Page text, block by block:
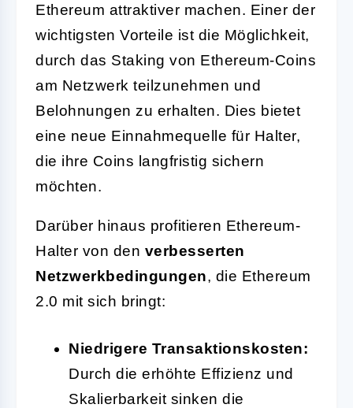
Ethereum attraktiver machen. Einer der
wichtigsten Vorteile ist die Möglichkeit,
durch das Staking von Ethereum-Coins
am Netzwerk teilzunehmen und
Belohnungen zu erhalten. Dies bietet
eine neue Einnahmequelle für Halter,
die ihre Coins langfristig sichern
möchten.
Darüber hinaus profitieren Ethereum-
Halter von den verbesserten
Netzwerkbedingungen, die Ethereum
2.0 mit sich bringt:
Niedrigere Transaktionskosten:
Durch die erhöhte Effizienz und
Skalierbarkeit sinken die